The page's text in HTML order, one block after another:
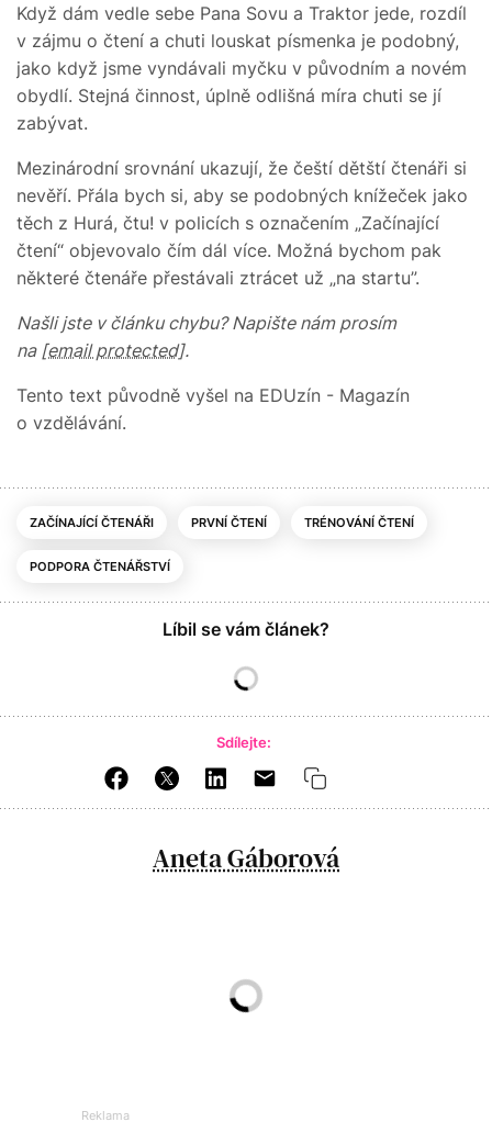
Když dám vedle sebe Pana Sovu a Traktor jede, rozdíl
v zájmu o čtení a chuti louskat písmenka je podobný,
jako když jsme vyndávali myčku v původním a novém
obydlí. Stejná činnost, úplně odlišná míra chuti se jí
zabývat.
Mezinárodní srovnání ukazují, že čeští dětští čtenáři si
nevěří. Přála bych si, aby se podobných knížeček jako
těch z Hurá, čtu! v policích s označením „Začínající
čtení“ objevovalo čím dál více. Možná bychom pak
některé čtenáře přestávali ztrácet už „na startu”.
Našli jste v článku chybu? Napište nám prosím
na [email protected].
Tento text původně vyšel na EDUzín - Magazín
o vzdělávání.
ZAČÍNAJÍCÍ ČTENÁŘI PRVNÍ ČTENÍ TRÉNOVÁNÍ ČTENÍ
PODPORA ČTENÁŘSTVÍ
Líbil se vám článek?
Sdílejte:
Aneta Gáborová